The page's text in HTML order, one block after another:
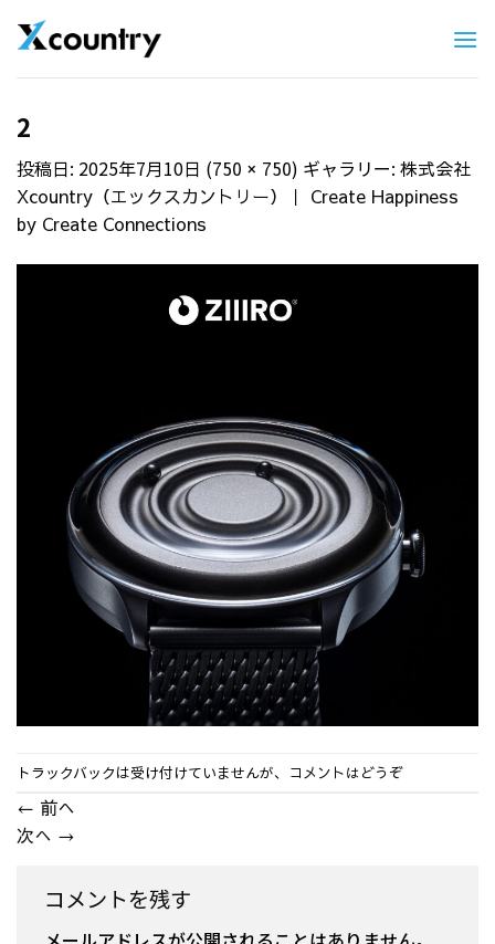
2
投稿日: 2025年7月10日 (750 × 750) ギャラリー: 株式会社
Xcountry（エックスカントリー）｜ Create Happiness
by Create Connections
トラックバックは受け付けていませんが、 コメントはどうぞ
← 前へ
次へ →
コメントを残す